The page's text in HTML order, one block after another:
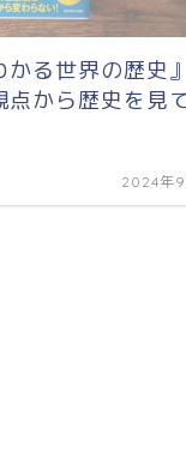
かる世界の歴史
から歴史を見
2024年9